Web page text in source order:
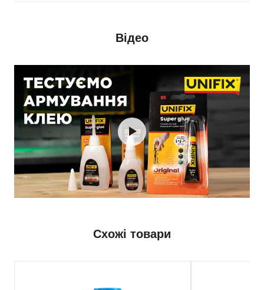
Відео
Схожі товари